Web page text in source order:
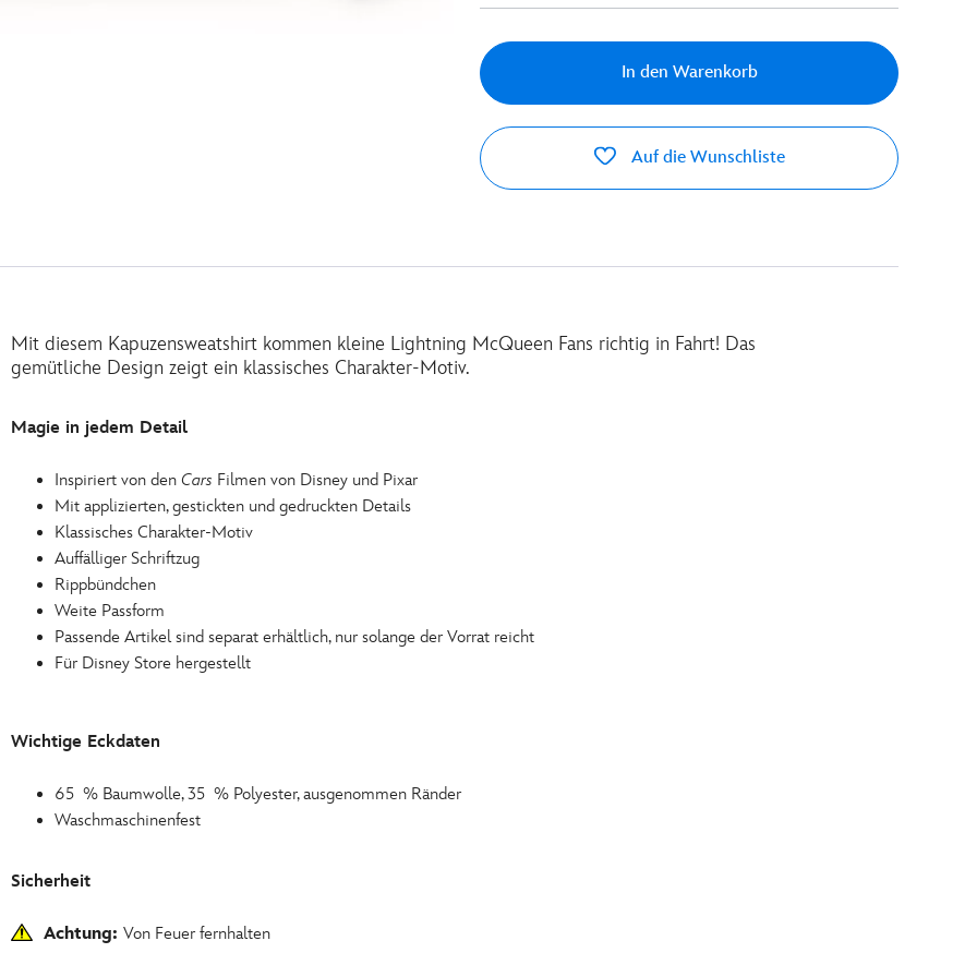
In den Warenkorb
Auf die Wunschliste
Mit diesem Kapuzensweatshirt kommen kleine Lightning McQueen Fans richtig in Fahrt! Das
gemütliche Design zeigt ein klassisches Charakter-Motiv.
Magie in jedem Detail
Inspiriert von den Cars Filmen von Disney und Pixar
Mit applizierten, gestickten und gedruckten Details
Klassisches Charakter-Motiv
Auffälliger Schriftzug
Rippbündchen
Weite Passform
Passende Artikel sind separat erhältlich, nur solange der Vorrat reicht
Für Disney Store hergestellt
Wichtige Eckdaten
65 % Baumwolle, 35 % Polyester, ausgenommen Ränder
Waschmaschinenfest
Sicherheit
Achtung: Von Feuer fernhalten